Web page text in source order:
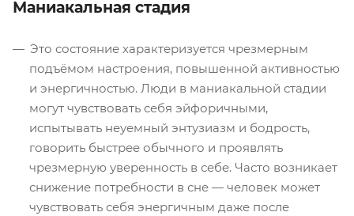
Маниакальная стадия
Это состояние характеризуется чрезмерным
подъёмом настроения, повышенной активностью
и энергичностью. Люди в маниакальной стадии
могут чувствовать себя эйфоричными,
испытывать неуемный энтузиазм и бодрость,
говорить быстрее обычного и проявлять
чрезмерную уверенность в себе. Часто возникает
снижение потребности в сне — человек может
чувствовать себя энергичным даже после